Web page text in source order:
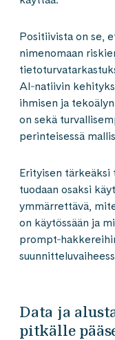
Positiivista on se,
nimenomaan
AI‑natiivin
ihmisen ja
on sekä
perinteisessä
Erityisen tärkeäksi
tuodaan osaksi
ymmärrettävä,
on käytössään ja
Data ja
pitkälle